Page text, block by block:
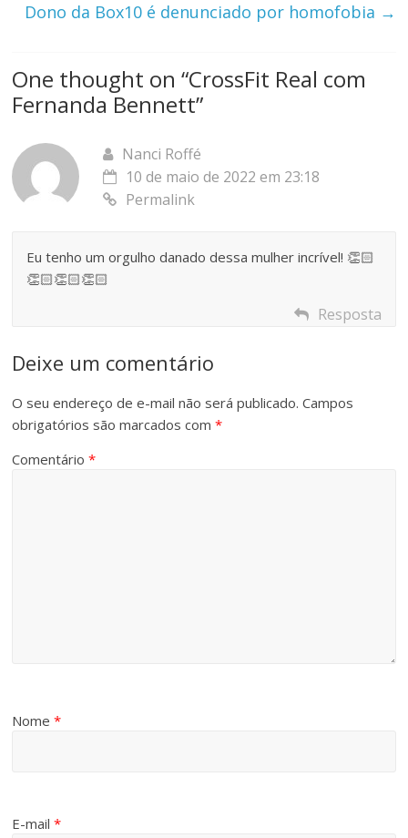
Dono da Box10 é denunciado por homofobia →
One thought on “CrossFit Real com
Fernanda Bennett”
Nanci Roffé
10 de maio de 2022 em 23:18
Permalink
Eu tenho um orgulho danado dessa mulher incrível! 👏🏻
👏🏻👏🏻👏🏻
Resposta
Deixe um comentário
O seu endereço de e-mail não será publicado. Campos
obrigatórios são marcados com*
Comentário*
Nome*
E-mail*